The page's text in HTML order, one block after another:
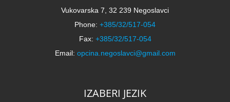
Vukovarska 7, 32 239 Negoslavci
Phone: +385/32/517-054
Fax: +385/32/517-054
Email: opcina.negoslavci@gmail.com
IZABERI JEZIK